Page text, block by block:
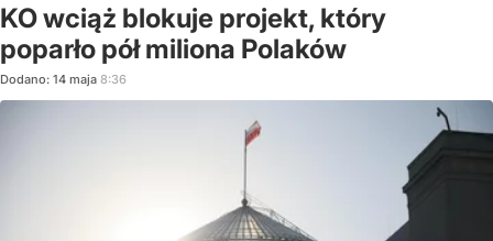
KO wciąż blokuje projekt, który
poparło pół miliona Polaków
Dodano: 14 maja 8:36